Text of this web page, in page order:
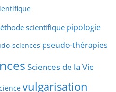
scientifique pipologie
sciences pseudo-thérapies
Sciences de la Vie
vulgarisation